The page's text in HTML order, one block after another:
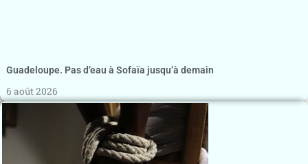
Guadeloupe. Pas d’eau à Sofaïa jusqu’à demain
6 août 2026